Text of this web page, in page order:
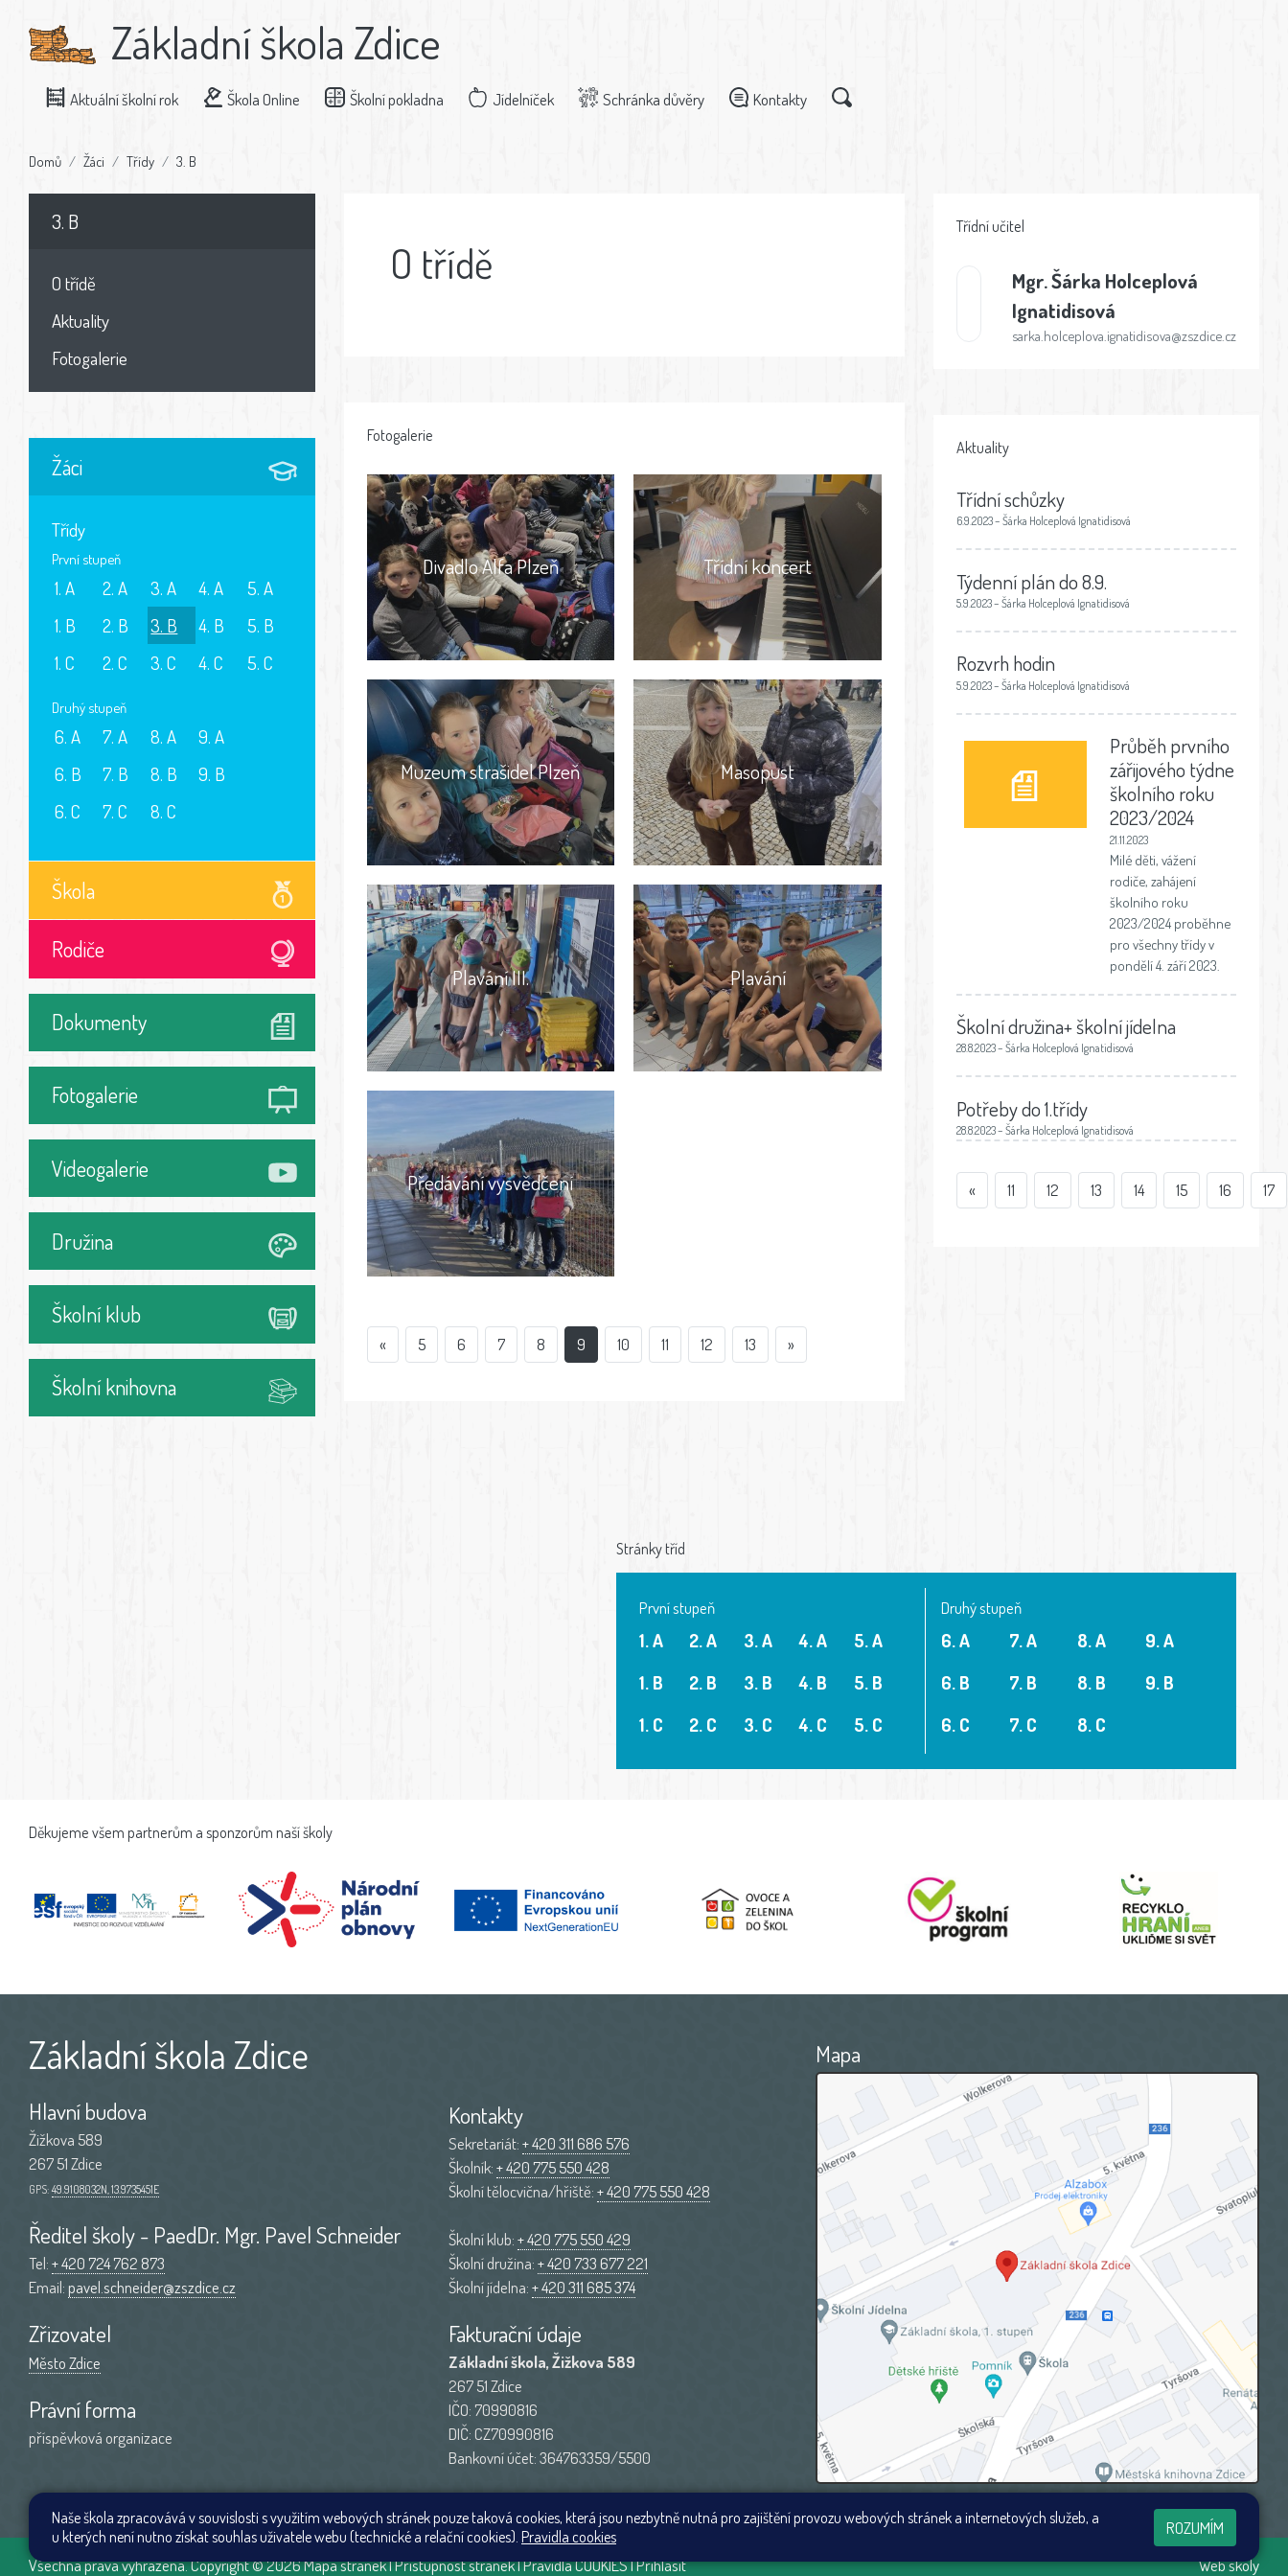
Základní škola Zdice
Aktuální školní rok Škola Online Školní pokladna Jídelníček Schránka důvěry Kontakty
Domů Žáci Třídy 3. B
3. B
O třídě
Aktuality
Fotogalerie
Žáci
Třídy
První stupeň
1. A
1. B
1. C
2. A
2. B
2. C
3. A
3. B
3. C
4. A
4. B
4. C
5. A
5. B
5. C
Druhý stupeň
6. A
6. B
6. C
7. A
7. B
7. C
8. A
8. B
8. C
9. A
9. B
Škola
Rodiče
Dokumenty
Fotogalerie
Videogalerie
Družina
Školní klub
Školní knihovna
O třídě
Fotogalerie
Divadlo Alfa Plzeň Třídní koncert
Muzeum strašidel Plzeň Masopust
Plavání III. Plavání
Předávání vysvědčení
« 5 6 7 8 9 10 11 12 13 »
Třídní učitel
Mgr.Šárka Holceplová
Ignatidisová
sarka.holceplova.ignatidisova@zszdice.cz
Aktuality
Třídní schůzky
6.9.2023 – Šárka Holceplová Ignatidisová
Týdenní plán do 8.9.
5.9.2023 – Šárka Holceplová Ignatidisová
Rozvrh hodin
5.9.2023 – Šárka Holceplová Ignatidisová
Průběh prvního
zářijového týdne
školního roku
2023/2024
21.11.2023
Milé děti, vážení
rodiče, zahájení
školního roku
2023/2024 proběhne
pro všechny třídy v
pondělí 4. září 2023.
Školní družina+ školní jídelna
28.8.2023 – Šárka Holceplová Ignatidisová
Potřeby do 1.třídy
28.8.2023 – Šárka Holceplová Ignatidisová
« 11 12 13 14 15 16 17
Stránky tříd
První stupeň
1. A
1. B
1. C
2. A
2. B
2. C
3. A
3. B
3. C
4. A
4. B
4. C
5. A
5. B
5. C
Druhý stupeň
6. A
6. B
6. C
7. A
7. B
7. C
8. A
8. B
8. C
9. A
9. B
Děkujeme všem partnerům a sponzorům naší školy
Základní škola Zdice
Hlavní budova
Žižkova 589
267 51 Zdice
GPS: 49.9108032N, 13.9735451E
Ředitel školy - PaedDr. Mgr. Pavel Schneider
Tel:+ 420 724 762 873
Email:pavel.schneider@zszdice.cz
Zřizovatel
Město Zdice
Právní forma
příspěvková organizace
Kontakty
Sekretariát:+ 420 311 686 576
Školník:+ 420 775 550 428
Školní tělocvična/hřiště:+ 420 775 550 428
Školní klub:+ 420 775 550 429
Školní družina:+ 420 733 677 221
Školní jídelna:+ 420 311 685 374
Fakturační údaje
Základní škola, Žižkova 589
267 51 Zdice
IČO: 70990816
DIČ: CZ70990816
Bankovní účet: 364763359/5500
Mapa
Všechna práva vyhrazena. Copyright © 2026Mapa stránek|Přístupnost stránek|Pravidla COOKIES|Přihlásit Web školy
Naše škola zpracovává v souvislosti s využitím webových stránek pouze taková cookies, která jsou nezbytně nutná pro zajištění provozu webových stránek a internetových služeb, a
u kterých není nutno získat souhlas uživatele webu (technické a relační cookies). Pravidla cookies ROZUMÍM